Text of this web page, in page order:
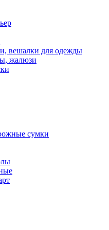
вешалки для одежды
жалюзи
сумки